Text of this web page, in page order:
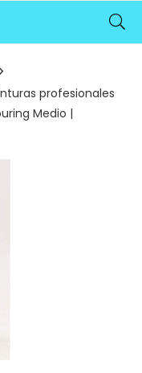
profesionales
Medio |